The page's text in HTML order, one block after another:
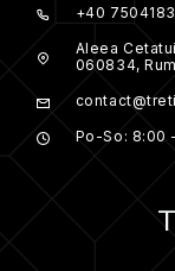
+40
Aleea
060834,
Po-So: 8:00